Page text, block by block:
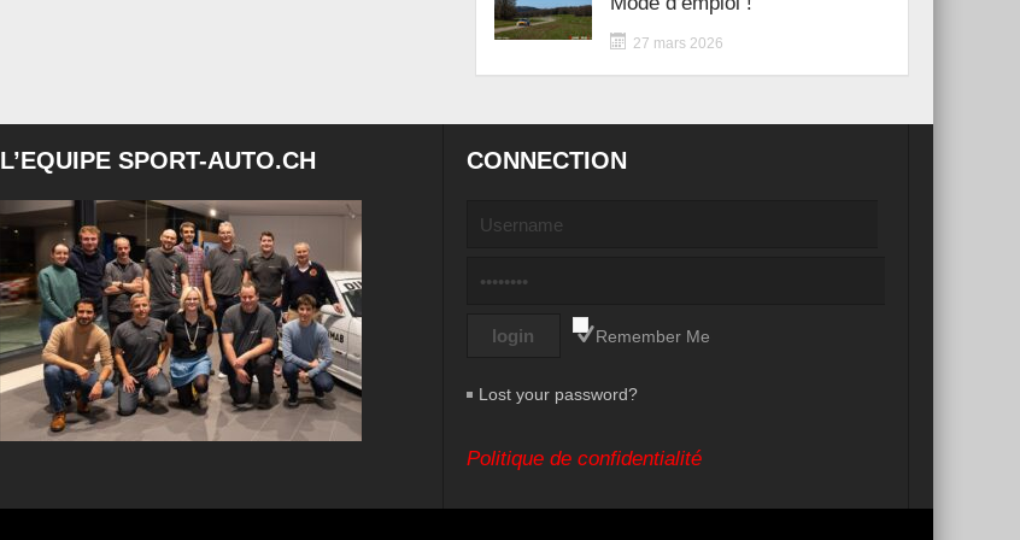
27 mars 2026
L’EQUIPE SPORT-AUTO.CH CONNECTION
Remember Me
Lost your password?
Politique de confidentialité